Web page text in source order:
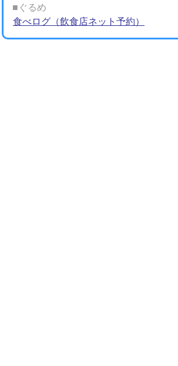
■ぐるめ
食べログ（飲食店ネット予約）